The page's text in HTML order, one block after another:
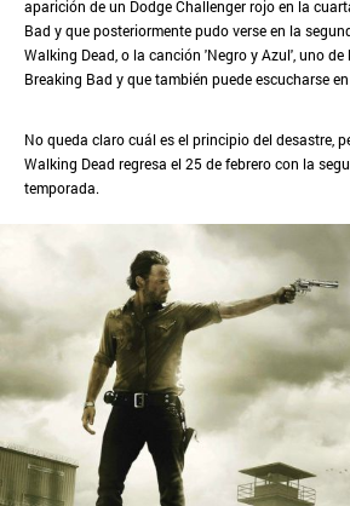
aparición de un Dodge Challenger rojo en la
Bad y que posteriormente pudo verse en la
Walking Dead, o la canción 'Negro y Azul', uno
Breaking Bad y que también puede escucharse
No queda claro cuál es el principio del desastre,
Walking Dead regresa el 25 de febrero con la
temporada.